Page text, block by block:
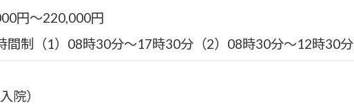
円〜220,000円
間制（1）08時30分〜17時30分（2）08時30分〜12時30分
院）